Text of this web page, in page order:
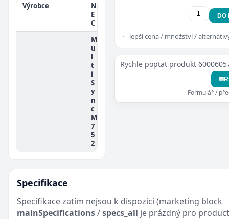
Výrobce
N
E
C
M
u
l
t
i
S
y
n
c
M
7
5
2
DO
lepší cena / množství /
Rychle poptat produkt
✉
Formulář /
Specifikace
Specifikace zatím nejsou k dispozici (marketing block
mainSpecifications/specs_all je prázdný pro